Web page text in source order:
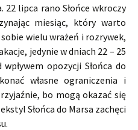
lipca rano Słońce wkroczy
miesiąc, który warto
wielu wrażeń i rozrywek,
jedynie w dniach 22 – 25
opozycji Słońca do
własne ograniczenia i
bo mogą okazać się
Słońca do Marsa zachęci